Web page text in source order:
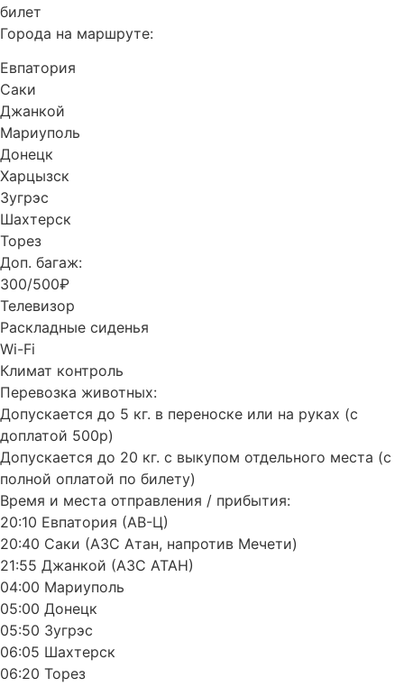
билет
Города на маршруте:
Евпатория
Саки
Джанкой
Мариуполь
Донецк
Харцызск
Зугрэс
Шахтерск
Торез
Доп. багаж:
300/500₽
Телевизор
Раскладные сиденья
Wi-Fi
Климат контроль
Перевозка животных:
Допускается до 5 кг. в переноске или на руках (с
доплатой 500р)
Допускается до 20 кг. с выкупом отдельного места (с
полной оплатой по билету)
Время и места отправления / прибытия:
20:10 Евпатория (АВ-Ц)
20:40 Саки (АЗС Атан, напротив Мечети)
21:55 Джанкой (АЗС АТАН)
04:00 Мариуполь
05:00 Донецк
05:50 Зугрэс
06:05 Шахтерск
06:20 Торез